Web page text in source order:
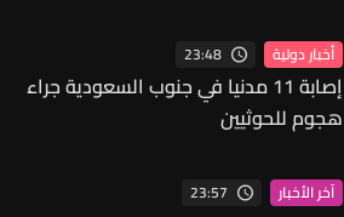
أخبار دولية 23:48
إصابة 11 مدنيا في جنوب السعودية جراء
هجوم للحوثيين
آخر الأخبار 23:57